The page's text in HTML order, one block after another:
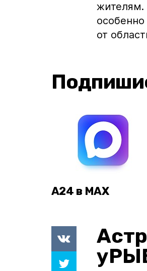
жителям.
от
А24 в MAX